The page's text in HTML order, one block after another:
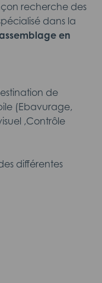
recherche des
dans la
en
de
(Ebavurage,
,Contrôle
différentes